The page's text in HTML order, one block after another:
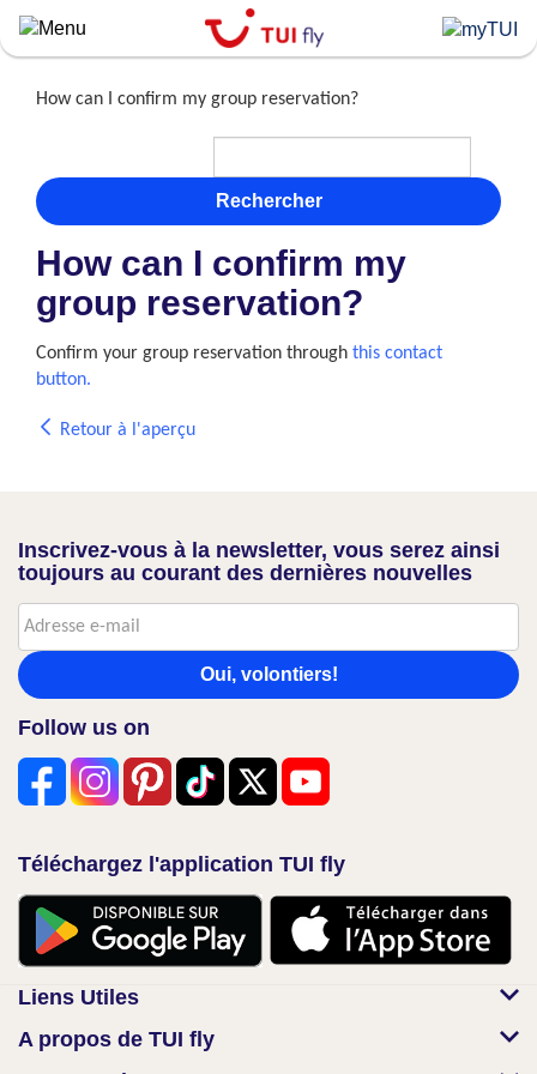
Skip
to
contentHow can I confirm my group reservation?
Rechercher
How can I confirm my
group reservation?
Confirm your group reservation through this contact
button.
Retour à l'aperçu
Inscrivez-vous à la newsletter, vous serez ainsi
toujours au courant des dernières nouvelles
Oui, volontiers!
Follow us on
Téléchargez l'application TUI fly
Liens Utiles
A propos de TUI fly